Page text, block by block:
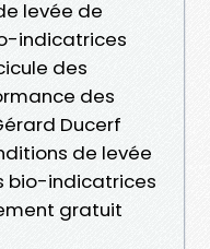
levée de
indicatrices
des
des
Ducerf
de levée
bio-indicatrices
gratuit